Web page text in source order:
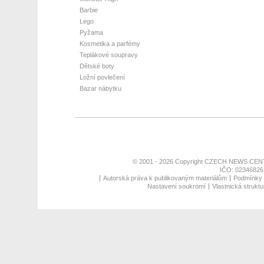
Barbie
Lego
Pyžama
Kosmetika a parfémy
Teplákové soupravy
Dětské boty
Ložní povlečení
Bazar nábytku
© 2001 - 2026 Copyright CZECH NEWS
IČO:
Autorská práva k publikovaným materiálům
Nastavení soukromí
Vlastnická